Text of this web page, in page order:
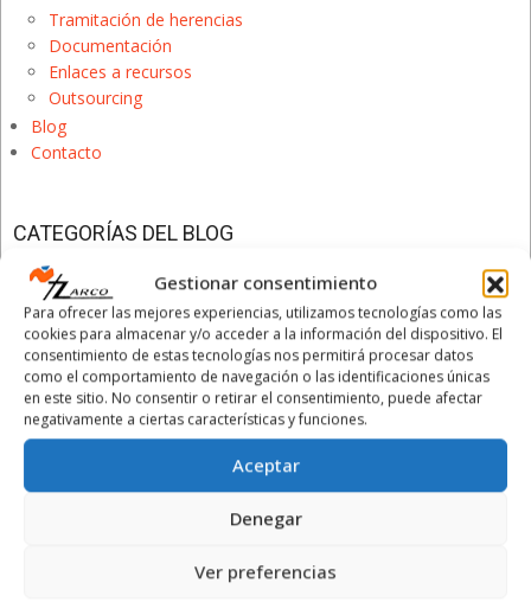
Gestionar consentimiento
Para ofrecer las mejores experiencias, utilizamos tecnologías como las
cookies para almacenar y/o acceder a la información del dispositivo. El
consentimiento de estas tecnologías nos permitirá procesar datos
como el comportamiento de navegación o las identificaciones únicas
en este sitio. No consentir o retirar el consentimiento, puede afectar
negativamente a ciertas características y funciones.
Aceptar
Denegar
Ver preferencias
Tramitación de herencias
Documentación
Enlaces a recursos
Outsourcing
Blog
Contacto
CATEGORÍAS DEL BLOG
Categorías
Blog
ÚLTIMAS PUBLICACIONES
El cierre del primer semestre y su importancia
para tu empresa
Ayer, 30 de junio de 2026,>Leer más >>
obligaciones para tu negocio